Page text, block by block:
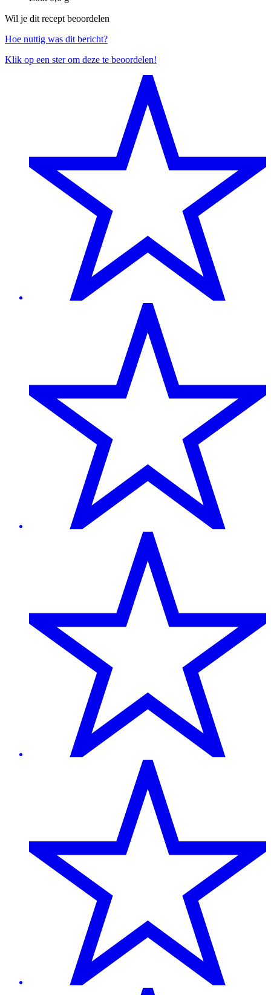
Wil je dit recept beoordelen
Hoe nuttig was dit bericht?
Klik op een ster om deze te beoordelen!